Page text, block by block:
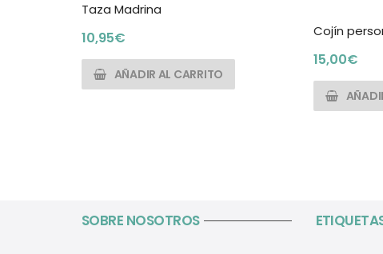
Taza Madrina
10,95€
AÑADIR AL CARRITO
Cojín
15,00€
SOBRE NOSOTROS